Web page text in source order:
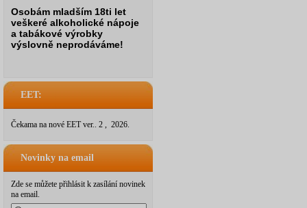
Osobám mladším 18ti let
veškeré alkoholické nápoje
a tabákové výrobky
výslovně neprodáváme!
EET:
Čekama na nové EET ver.. 2 , 2026.
Novinky na email
Zde se můžete přihlásit k zasílání novinek
na email.